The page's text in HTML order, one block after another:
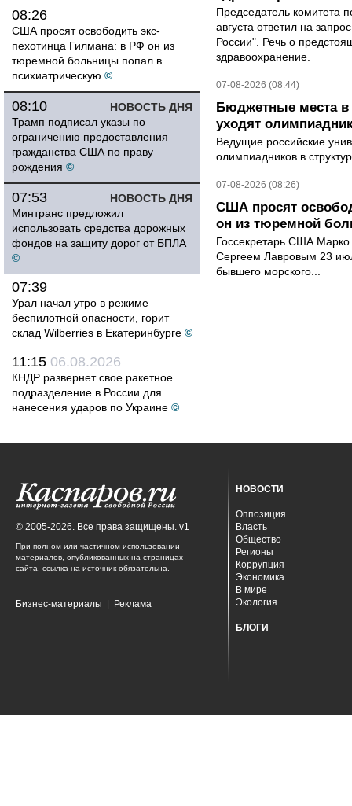
08:26
США просят освободить экс-
пехотинца Гилмана: в РФ он из
тюремной больницы попал в
психиатрическую ©
НОВОСТЬ ДНЯ
08:10
Трамп подписал указы по
ограничению предоставления
гражданства США по праву
рождения ©
НОВОСТЬ ДНЯ
07:53
Минтранс предложил
использовать средства дорожных
фондов на защиту дорог от БПЛА
©
07:39
Урал начал утро в режиме
беспилотной опасности, горит
склад Wilberries в Екатеринбурге ©
11:15 06.08.2026
КНДР развернет свое ракетное
подразделение в России для
нанесения ударов по Украине ©
Председатель комитета
августа ответил на
России". Речь о
здравоохранение.
07-08-2026 (08:44)
Бюджетные места в
уходят
Ведущие российские
олимпиадников в
07-08-2026 (08:26)
США просят
он из тюремной
Госсекретарь США
Сергеем Лавровым 23
бывшего морского...
© 2005-2026. Все права защищены. v1
При полном или частичном использовании
материалов, опубликованных на страницах
сайта, ссылка на источник обязательна.
Бизнес-материалы Реклама
НОВОСТИ
Оппозиция
Власть
Общество
Регионы
Коррупция
Экономика
В мире
Экология
БЛОГИ